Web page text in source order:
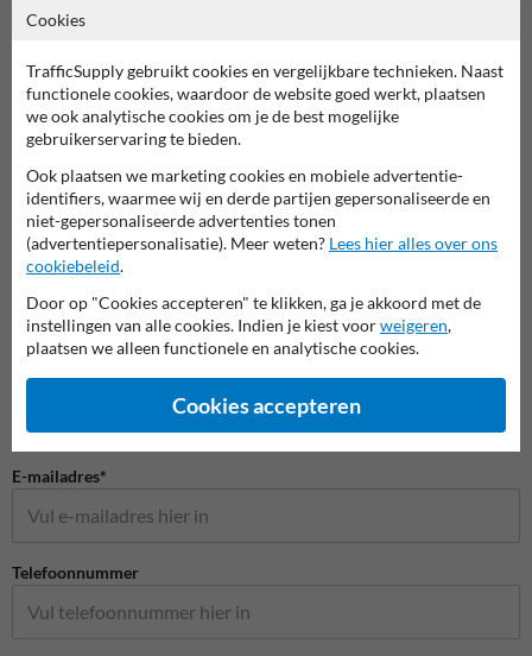
Paalbeugels Ø76mm Flespalen
Stel je vraag aan Discriminatie = Kansloos
Bedrijfsnaam
E-mailadres*
Telefoonnummer
Cookies
TrafficSupply gebruikt cookies en vergelijkbare technieken. Naast
functionele cookies, waardoor de website goed werkt, plaatsen
we ook analytische cookies om je de best mogelijke
gebruikerservaring te bieden.
Ook plaatsen we marketing cookies en mobiele advertentie-
identifiers, waarmee wij en derde partijen gepersonaliseerde en
niet-gepersonaliseerde advertenties tonen
(advertentiepersonalisatie). Meer weten? Lees hier alles over ons
cookiebeleid.
Door op "Cookies accepteren" te klikken, ga je akkoord met de
instellingen van alle cookies. Indien je kiest voorweigeren,
plaatsen we alleen functionele en analytische cookies.
Cookies accepteren